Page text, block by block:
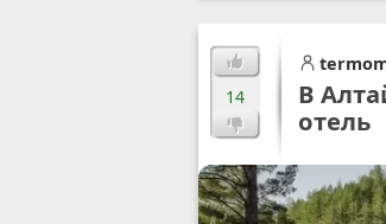
14
В
отель